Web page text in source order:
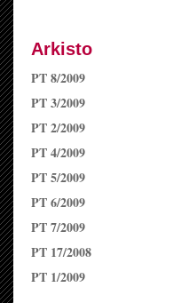
Arkisto
PT 8/2009
PT 3/2009
PT 2/2009
PT 4/2009
PT 5/2009
PT 6/2009
PT 7/2009
PT 17/2008
PT 1/2009